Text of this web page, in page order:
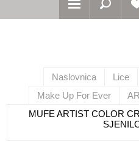
Naslovnica Lice
Make Up For Ever
MUFE ARTIST COLOR